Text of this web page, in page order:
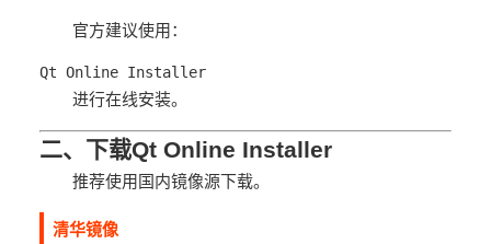
官方建议使用：
Qt Online Installer
进行在线安装。
二、下载Qt Online Installer
推荐使用国内镜像源下载。
清华镜像